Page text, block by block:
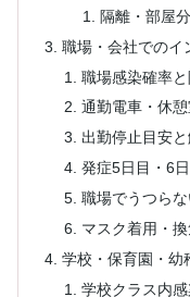
隔離・部屋
職場・会社でのイ
職場感染確率
通勤電車・休
出勤停止目安
発症5日目・6
職場でうつら
マスク着用・
学校・保育園・幼
学校クラス内